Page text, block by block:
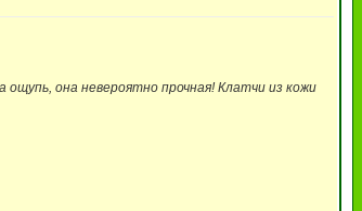
ощупь, она невероятно прочная! Клатчи из кожи